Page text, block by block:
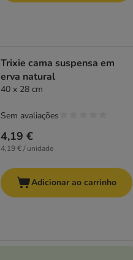
Trixie cama suspensa em
erva natural
40 x 28 cm
4,19 €
4,19 € / unidade
Sem avaliações
Adicionar ao carrinho